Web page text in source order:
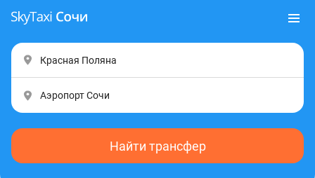
Найти трансфер